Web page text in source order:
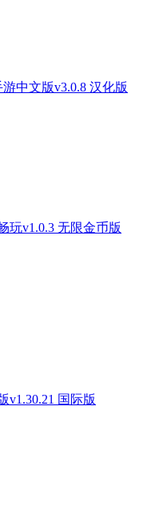
中文版v3.0.8 汉化版
玩v1.0.3 无限金币版
v1.30.21 国际版